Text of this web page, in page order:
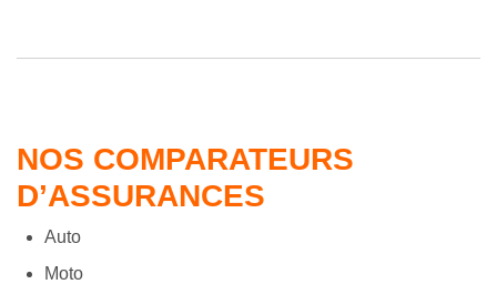
NOS COMPARATEURS
D’ASSURANCES
Auto
Moto